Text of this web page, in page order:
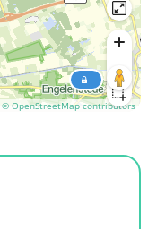
© OpenStreetMap contributors